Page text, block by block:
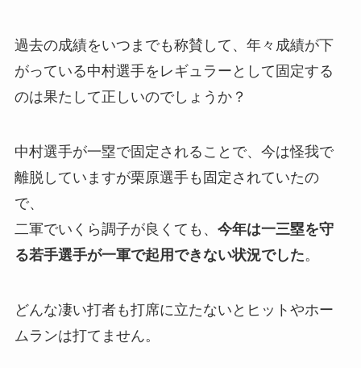
過去の成績をいつまでも称賛して、年々成績が下
がっている中村選手をレギュラーとして固定する
のは果たして正しいのでしょうか？
中村選手が一塁で固定されることで、今は怪我で
離脱していますが栗原選手も固定されていたの
で、
二軍でいくら調子が良くても、 今年は一三塁を守
る若手選手が一軍で起用できない状況でした。
どんな凄い打者も打席に立たないとヒットやホー
ムランは打てません。